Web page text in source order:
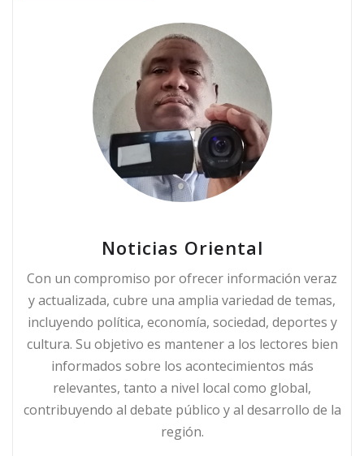
Noticias Oriental
Con un compromiso por ofrecer información veraz
y actualizada, cubre una amplia variedad de temas,
incluyendo política, economía, sociedad, deportes y
cultura. Su objetivo es mantener a los lectores bien
informados sobre los acontecimientos más
relevantes, tanto a nivel local como global,
contribuyendo al debate público y al desarrollo de la
región.